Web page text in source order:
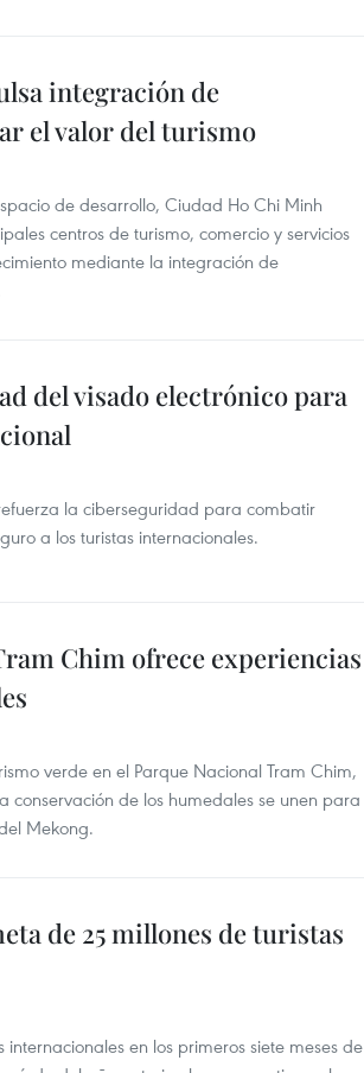
integración de
el valor del turismo
de desarrollo, Ciudad Ho Chi Minh
centros de turismo, comercio y servicios
mediante la integración de
del visado electrónico para
la ciberseguridad para combatir
a los turistas internacionales.
Chim ofrece experiencias
verde en el Parque Nacional Tram Chim,
de los humedales se unen para
Mekong.
de 25 millones de turistas
en los primeros siete meses de